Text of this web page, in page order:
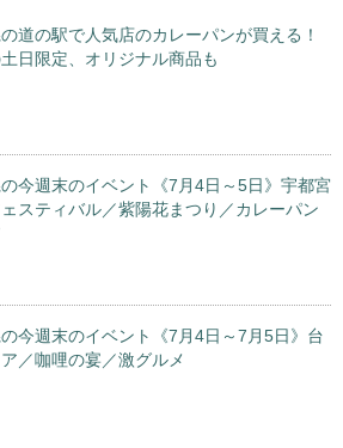
道の駅で人気店のカレーパンが買える！
土日限定、オリジナル商品も
今週末のイベント《7月4日～5日》宇都宮
スティバル／紫陽花まつり／カレーパン
今週末のイベント《7月4日～7月5日》台
／咖哩の宴／激グルメ